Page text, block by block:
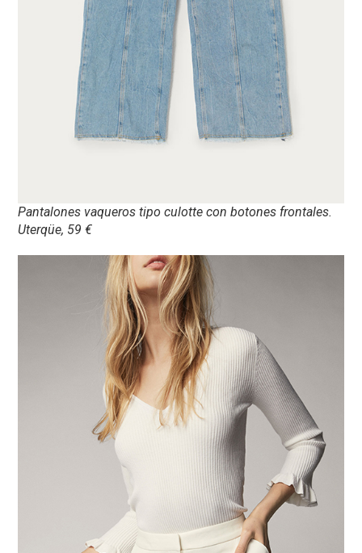
Pantalones vaqueros tipo culotte con botones frontales.
Uterqüe, 59 €